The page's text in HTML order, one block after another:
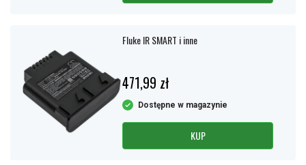
Fluke IR SMART i inne
471,99 zł
Dostępne w magazynie
KUP